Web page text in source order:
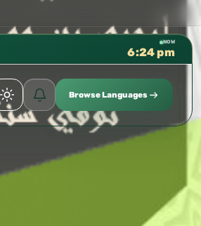
NOW
6:24 pm
Browse Languages